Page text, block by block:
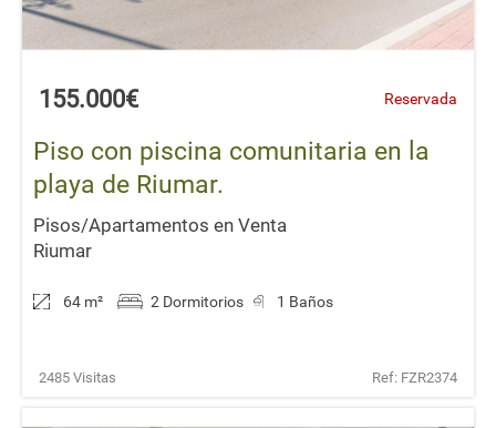
155.000€ Reservada
Piso con piscina comunitaria en la
playa de Riumar.
Pisos/Apartamentos en Venta
Riumar
64 m² 2 Dormitorios 1 Baños
2485 Visitas Ref: FZR2374